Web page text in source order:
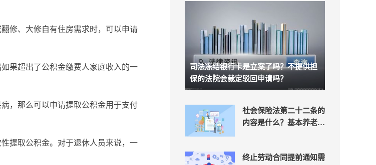
修、大修自有住房需求时，可以申请
果超出了公积金缴费人家庭收入的一
，那么可以申请提取公积金用于支付
提取公积金。对于退休人员来说，一
司法冻结银行卡是立案了吗？不提供担
保的法院会裁定驳回申请吗？
社会保险法第二十二条的
内容是什么？基本养老保
终止劳动合同提前通知需